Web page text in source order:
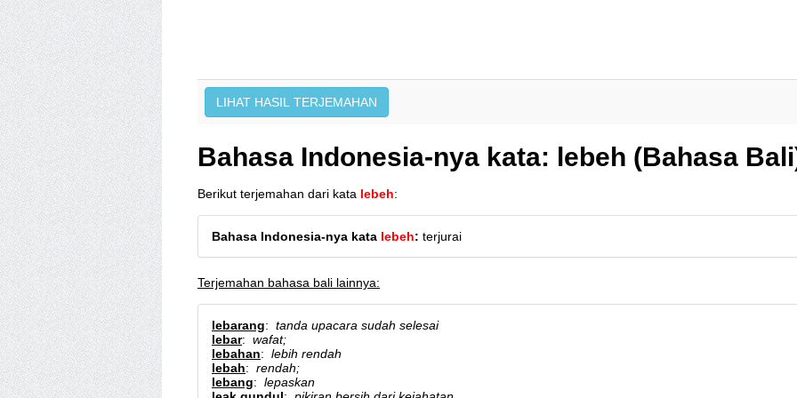
Bahasa Indonesia-nya kata: lebeh (Bahasa
Berikut terjemahan dari kata lebeh:
Bahasa Indonesia-nya kata lebeh: terjurai
Terjemahan bahasa bali lainnya:
lebarang: tanda upacara sudah selesai
lebar: wafat;
lebahan: lebih rendah
lebah: rendah;
lebang: lepaskan